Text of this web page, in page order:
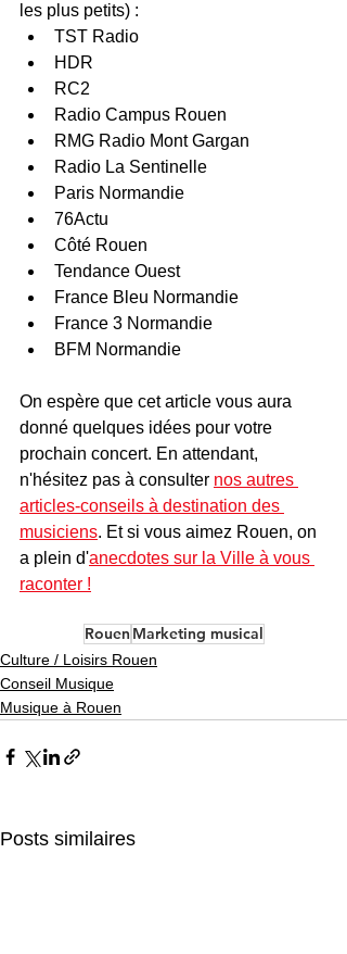
les plus petits) :
TST Radio
HDR
RC2
Radio Campus Rouen
RMG Radio Mont Gargan
Radio La Sentinelle
Paris Normandie
76Actu
Côté Rouen
Tendance Ouest
France Bleu Normandie
France 3 Normandie
BFM Normandie
On espère que cet article vous aura
donné quelques idées pour votre
prochain concert. En attendant,
n'hésitez pas à consulter nos autres
articles-conseils à destination des
musiciens. Et si vous aimez Rouen, on
a plein d'anecdotes sur la Ville à vous
raconter !
Rouen Marketing musical
Culture / Loisirs Rouen
Conseil Musique
Musique à Rouen
Posts similaires